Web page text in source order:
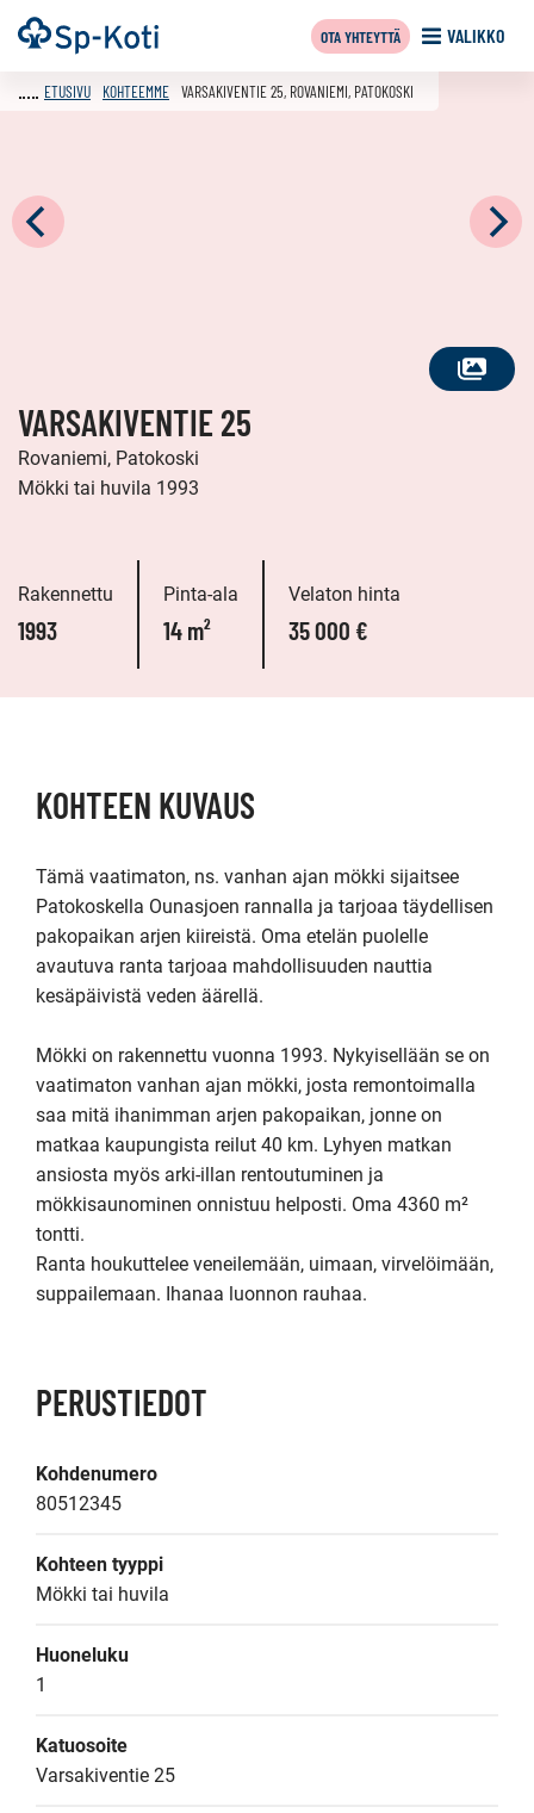
Siirry
sisältöön
Etusivu VALIKKO
OTA YHTEYTTÄ
KATSO
ETUSIVU KOHTEEMME VARSAKIVENTIE 25, ROVANIEMI, PATOKOSKI
VARSAKIVENTIE 25
Rovaniemi, Patokoski
Mökki tai huvila 1993
Rakennettu
1993
Pinta-ala
14 m²
Velaton hinta
35 000 €
KOHTEEN KUVAUS
Tämä vaatimaton, ns. vanhan ajan mökki sijaitsee
Patokoskella Ounasjoen rannalla ja tarjoaa täydellisen
pakopaikan arjen kiireistä. Oma etelän puolelle
avautuva ranta tarjoaa mahdollisuuden nauttia
kesäpäivistä veden äärellä.
Mökki on rakennettu vuonna 1993. Nykyisellään se on
vaatimaton vanhan ajan mökki, josta remontoimalla
saa mitä ihanimman arjen pakopaikan, jonne on
matkaa kaupungista reilut 40 km. Lyhyen matkan
ansiosta myös arki-illan rentoutuminen ja
mökkisaunominen onnistuu helposti. Oma 4360 m²
tontti.
Ranta houkuttelee veneilemään, uimaan, virvelöimään,
suppailemaan. Ihanaa luonnon rauhaa.
PERUSTIEDOT
Kohdenumero
80512345
Kohteen tyyppi
Mökki tai huvila
Huoneluku
1
Katuosoite
Varsakiventie 25